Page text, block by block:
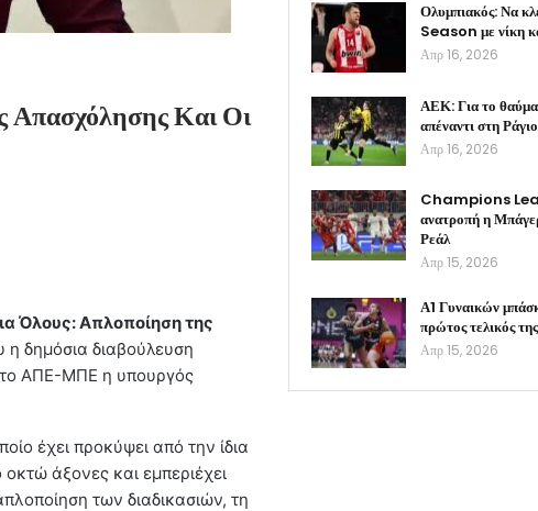
Και Οι
Όλους: Απλοποίηση της
η δημόσια διαβούλευση
ΑΠΕ-ΜΠΕ η υπουργός
έχει προκύψει από την ίδια
άξονες και εμπεριέχει
των διαδικασιών, τη
Ολυμπιακός: Να
Season με νίκη
Απρ 16, 2026
ΑΕΚ: Για το
απέναντι στη
Απρ 16, 2026
Champions
ανατροπή η
Ρεάλ
Απρ 15, 2026
Α1 Γυναικών
πρώτος τελικός
Απρ 15, 2026